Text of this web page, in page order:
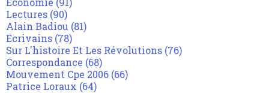
Lectures (90)
Alain Badiou (81)
Ecrivains (78)
Sur L'histoire Et Les Révolutions (76)
Correspondance (68)
Mouvement Cpe 2006 (66)
Patrice Loraux (64)